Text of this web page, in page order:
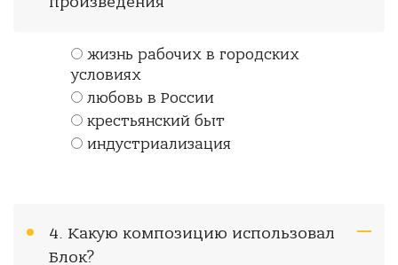
жизнь рабочих в городских
условиях
любовь в России
крестьянский быт
индустриализация
4. Какую композицию использовал
Блок?